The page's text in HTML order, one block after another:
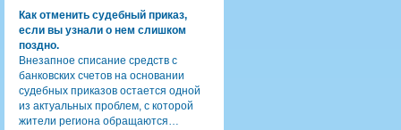
Как отменить судебный приказ,
если вы узнали о нем слишком
поздно.
Внезапное списание средств с
банковских счетов на основании
судебных приказов остается одной
из актуальных проблем, с которой
жители региона обращаются…